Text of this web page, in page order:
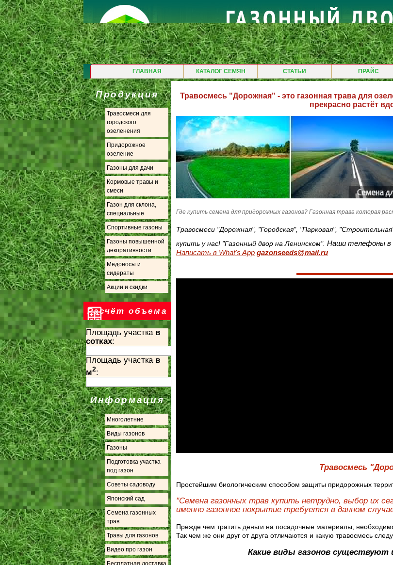
ГЛАВНАЯ КАТАЛОГ СЕМЯН СТАТЬИ ПРАЙС
Продукция
Травосмеси для
городского
озеленения
Придорожное
озеление
Газоны для дачи
Кормовые травы и
смеси
Газон для склона,
специальные
Спортивные газоны
Газоны повышенной
декоративности
Медоносы и
сидераты
Акции и скидки
Расчёт объема
Площадь участка в
сотках:
Площадь участка в
м2:
Информация
Многолетние
Виды газонов
Газоны
Подготовка участка
под газон
Советы садоводу
Японский сад
Семена газонных
трав
Травы для газонов
Видео про газон
Бесплатная доставка
Травосмесь "Дорожная" - это газонная трава для
прекрасно растёт
Где купить семена для придорожных газонов? Газонная трава которая
Травосмеси "Дорожная", "Городская", "Парковая",
купить у нас! "Газонный двор на Ленинском". Наши телефоны в
Написать в What's App gazonseeds@mail.ru
Травосмесь
Простейшим биологическим способом защиты придорожных
"Семена газонных трав купить нетрудно, выбор их
именно газонное покрытие требуется в данном
Прежде чем тратить деньги на посадочные материалы,
Так чем же они друг от друга отличаются и какую травосмесь
Какие виды газонов существуют